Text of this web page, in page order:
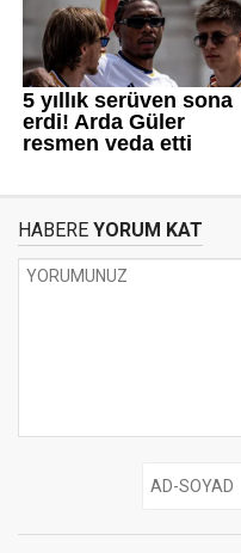
HABERE YORUM KAT